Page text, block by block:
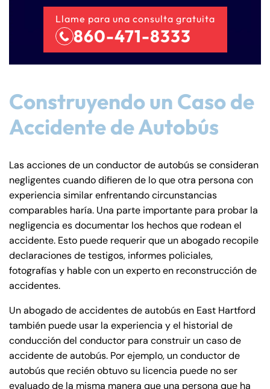
Llame para una consulta gratuita
860-471-8333
Construyendo un Caso de
Accidente de Autobús
Las acciones de un conductor de autobús se consideran
negligentes cuando difieren de lo que otra persona con
experiencia similar enfrentando circunstancias
comparables haría. Una parte importante para probar la
negligencia es documentar los hechos que rodean el
accidente. Esto puede requerir que un abogado recopile
declaraciones de testigos, informes policiales,
fotografías y hable con un experto en reconstrucción de
accidentes.
Un abogado de accidentes de autobús en East Hartford
también puede usar la experiencia y el historial de
conducción del conductor para construir un caso de
accidente de autobús. Por ejemplo, un conductor de
autobús que recién obtuvo su licencia puede no ser
evaluado de la misma manera que una persona que ha
Farmington - Hours
Enfield - Hours